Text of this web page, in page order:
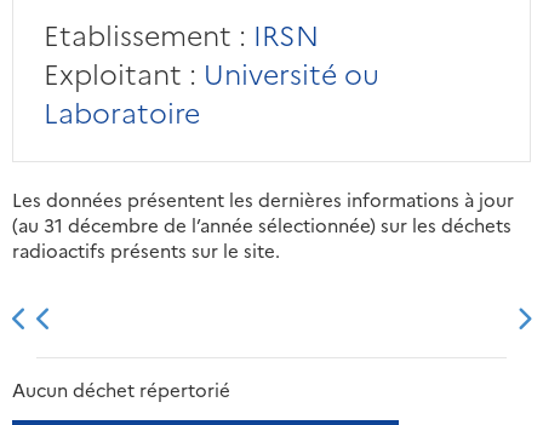
Etablissement : IRSN
Exploitant : Université ou
Laboratoire
Les données présentent les dernières informations à jour
(au 31 décembre de l’année sélectionnée) sur les déchets
radioactifs présents sur le site.
2013 2014
Aucun déchet répertorié